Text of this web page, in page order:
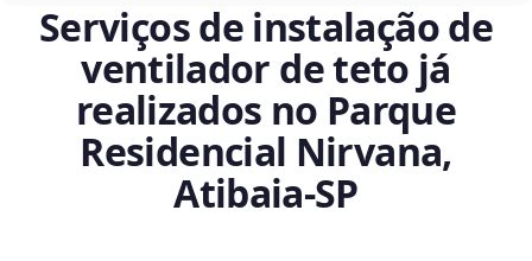
Serviços de instalação de
ventilador de teto já
realizados no Parque
Residencial Nirvana,
Atibaia‑SP